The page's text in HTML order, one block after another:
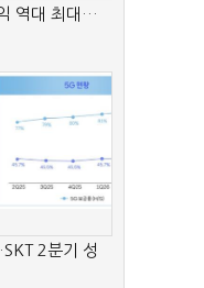
역대 최대…
2분기 성